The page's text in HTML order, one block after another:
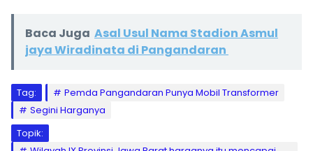
Baca Juga Asal Usul Nama Stadion Asmul
jaya Wiradinata di Pangandaran
Tag:
Pemda Pangandaran Punya Mobil Transformer
Segini Harganya
Topik: